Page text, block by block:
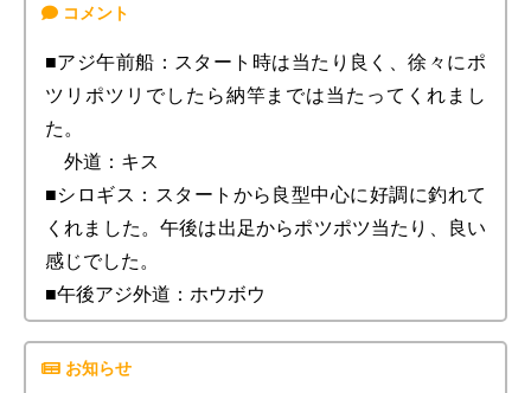
■アジ午前船：スタート時は当たり良く、徐々にポ
ツリポツリでしたら納竿までは当たってくれまし
た。
外道：キス
■シロギス：スタートから良型中心に好調に釣れて
くれました。午後は出足からポツポツ当たり、良い
感じでした。
■午後アジ外道：ホウボウ